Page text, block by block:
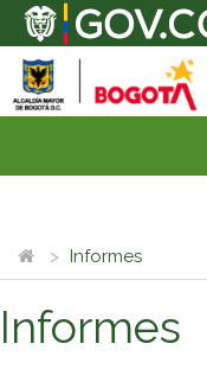
Informes
Informes